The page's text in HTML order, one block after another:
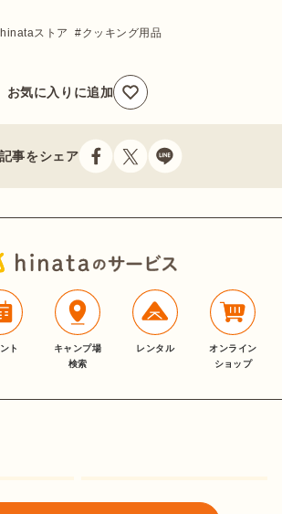
hinataストア クッキング用品
お気に入りに追加
事をシェア
ト
キャンプ場
検索
レンタル
オンライン
ショップ